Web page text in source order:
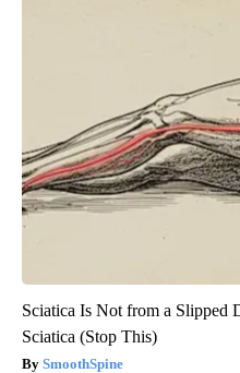
Sciatica Is Not from a Slipped
Sciatica (Stop This)
SmoothSpine